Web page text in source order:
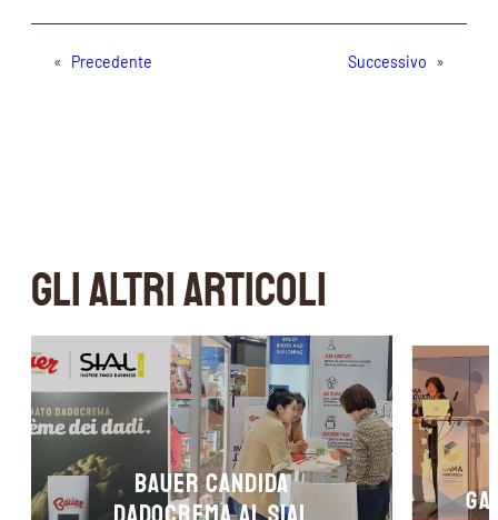
« Precedente Successivo »
GLI ALTRI ARTICOLI
Bauer candida